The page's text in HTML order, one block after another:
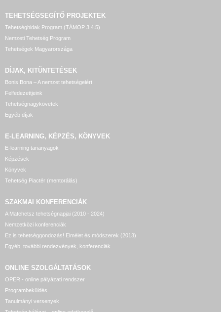
TEHETSÉGSEGÍTŐ PROJEKTEK
Tehetséghidak Program (TÁMOP 3.4.5)
Nemzeti Tehetség Program
Tehetségek Magyarországa
DÍJAK, KITÜNTETÉSEK
Bonis Bona – A nemzet tehetségeiért
Felfedezettjeink
Tehetségnagykövetek
Egyéb díjak
E-LEARNING, KÉPZÉS, KÖNYVEK
E-learning tananyagok
Képzések
Könyvek
Tehetség Piactér (mentorálás)
SZAKMAI KONFERENCIÁK
A Matehetsz tehetségnapjai (2010 - 2024)
Nemzetközi konferenciák
Ez is tehetséggondozás! Elmélet és módszerek (2013)
Egyéb, további rendezvények, konferenciák
ONLINE SZOLGÁLTATÁSOK
OPER - online pályázati rendszer
Programbeküldés
Tanulmányi versenyek